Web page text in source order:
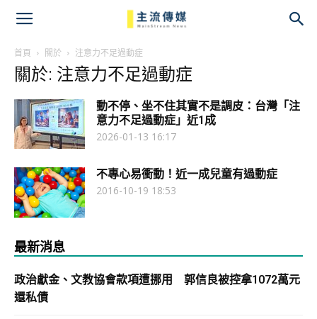
首頁 關於 注意力不足過動症
關於: 注意力不足過動症
動不停、坐不住其實不是調皮：台灣「注
意力不足過動症」近1成
2026-01-13 16:17
不專心易衝動！近一成兒童有過動症
2016-10-19 18:53
最新消息
政治獻金、文教協會款項遭挪用 郭信良被控拿1072萬元
還私債